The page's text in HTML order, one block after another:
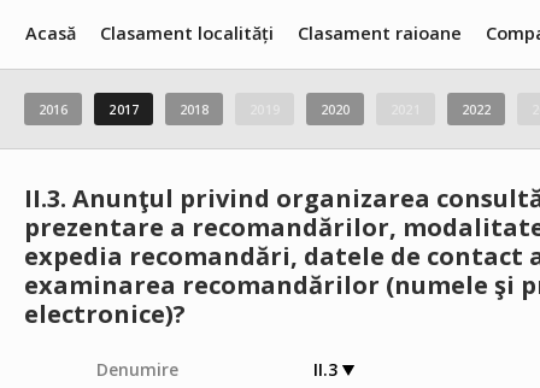
Acasă Clasament localități Clasament raioane
2016 2017 2018 2020 2022
II.3. Anunţul privind organizarea
prezentare a recomandărilor,
expedia recomandări, datele de contact
examinarea recomandărilor (numele şi
electronice)?
Denumire II.3